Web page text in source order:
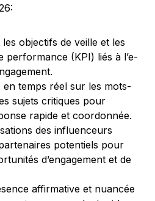
objectifs de veille et les
performance (KPI) liés à l’e-
en temps réel sur les mots-
sujets critiques pour
rapide et coordonnée.
des influenceurs
potentiels pour
d’engagement et de
affirmative et nuancée